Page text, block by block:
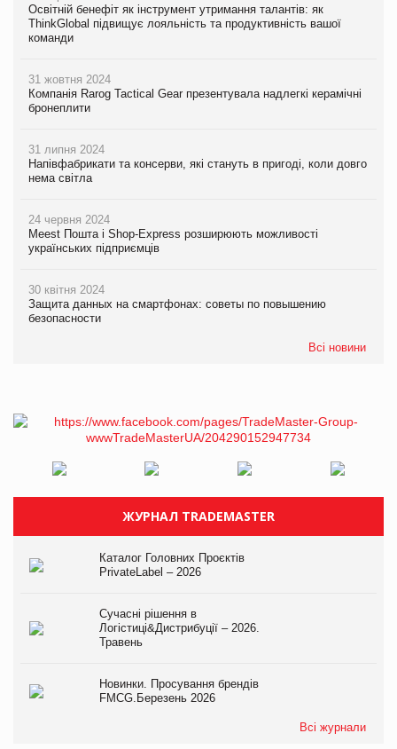
Освітній бенефіт як інструмент утримання талантів: як
ThinkGlobal підвищує лояльність та продуктивність вашої
команди
31 жовтня 2024
Компанія Rarog Tactical Gear презентувала надлегкі керамічні
бронеплити
31 липня 2024
Напівфабрикати та консерви, які стануть в пригоді, коли довго
нема світла
24 червня 2024
Meest Пошта і Shop-Express розширюють можливості
українських підприємців
30 квітня 2024
Защита данных на смартфонах: советы по повышению
безопасности
Всі новини
ЖУРНАЛ TRADEMASTER
Каталог Головних Проєктів
PrivateLabel – 2026
Сучасні рішення в
Логістиці&Дистрибуції – 2026.
Травень
Новинки. Просування брендів
FMCG.Березень 2026
Всі журнали